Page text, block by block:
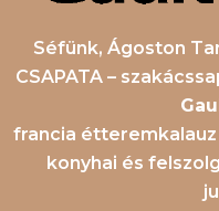
Séfünk, Ágoston
CSAPATA –
francia
konyhai és